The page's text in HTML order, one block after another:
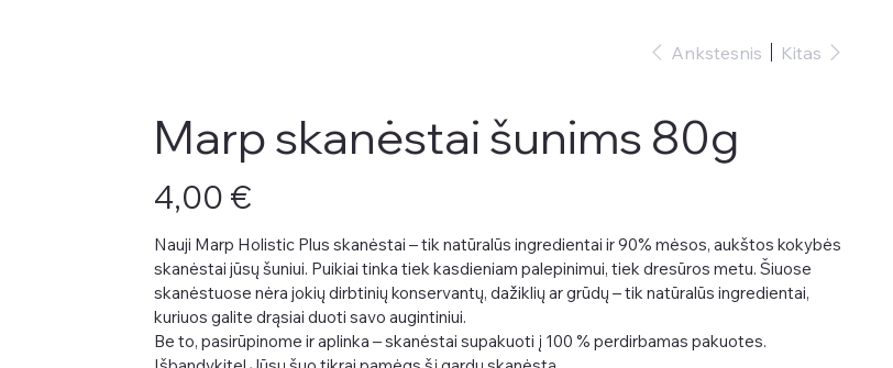
Ankstesnis Kitas
Marp skanėstai šunims 80g
4,00 €
Nauji Marp Holistic Plus skanėstai – tik natūralūs ingredientai ir 90% mėsos, aukštos kokybės
skanėstai jūsų šuniui. Puikiai tinka tiek kasdieniam palepinimui, tiek dresūros metu. Šiuose
skanėstuose nėra jokių dirbtinių konservantų, dažiklių ar grūdų – tik natūralūs ingredientai,
kuriuos galite drąsiai duoti savo augintiniui.
Be to, pasirūpinome ir aplinka – skanėstai supakuoti į 100 % perdirbamas pakuotes.